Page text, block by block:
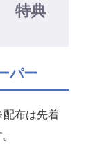
特典
パー
布は先着